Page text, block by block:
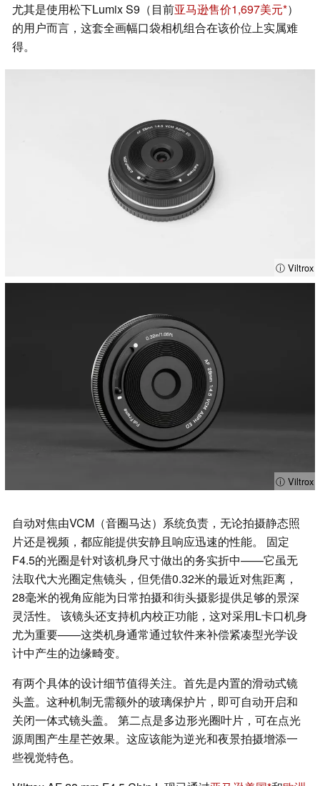
尤其是使用松下Lumix S9（目前亚马逊售价1,697美元 ）
的用户而言，这套全画幅口袋相机组合在该价位上实属难
得。
ⓘ Viltrox
ⓘ Viltrox
自动对焦由VCM（音圈马达）系统负责，无论拍摄静态照
片还是视频，都应能提供安静且响应迅速的性能。 固定
F4.5的光圈是针对该机身尺寸做出的务实折中——它虽无
法取代大光圈定焦镜头，但凭借0.32米的最近对焦距离，
28毫米的视角应能为日常拍摄和街头摄影提供足够的景深
灵活性。 该镜头还支持机内校正功能，这对采用L卡口机身
尤为重要——这类机身通常通过软件来补偿紧凑型光学设
计中产生的边缘畸变。
有两个具体的设计细节值得关注。首先是内置的滑动式镜
头盖。这种机制无需额外的玻璃保护片，即可自动开启和
关闭一体式镜头盖。 第二点是多边形光圈叶片，可在点光
源周围产生星芒效果。这应该能为逆光和夜景拍摄增添一
些视觉特色。